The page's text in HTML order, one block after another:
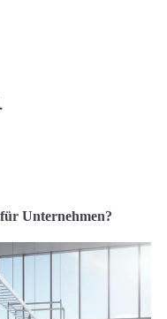
Unternehmen?